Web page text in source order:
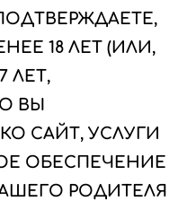
18 ЛЕТ (ИЛИ,
ЛЕТ,
ВЫ
САЙТ, УСЛУГИ
ОБЕСПЕЧЕНИЕ
РОДИТЕЛЯ